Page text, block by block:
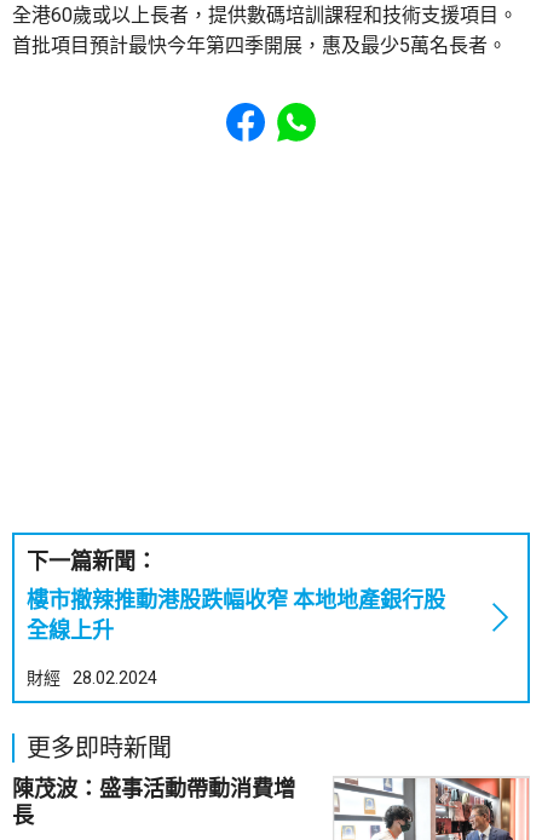
全港60歲或以上長者，提供數碼培訓課程和技術支援項目。
首批項目預計最快今年第四季開展，惠及最少5萬名長者。
Share to Facebook
Share to WhatsApp
下一篇新聞：
樓市撤辣推動港股跌幅收窄 本地地產銀行股
全線上升
財經 28.02.2024
更多即時新聞
陳茂波：盛事活動帶動消費增
長